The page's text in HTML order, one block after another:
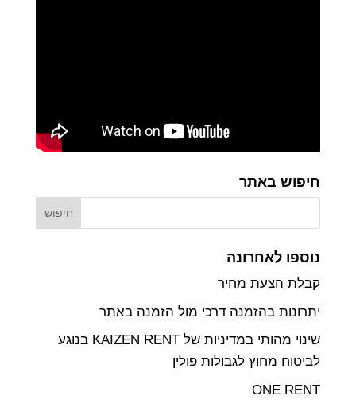
חיפוש באתר
נוספו לאחרונה
קבלת הצעת מחיר
יתרונות בהזמנה דרכי מול הזמנה באתר
שינוי מהותי במדיניות של KAIZEN RENT בנוגע
לביטוח מחוץ לגבולות פולין
ONE RENT